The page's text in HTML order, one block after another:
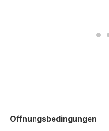
Öffnungsbedingungen